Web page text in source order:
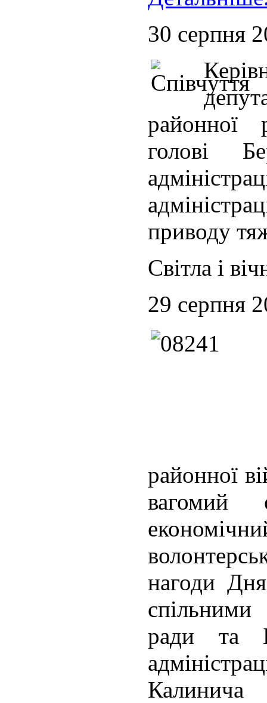
30 серпня
районної
голові
приводу
Світла і
29 серпня
районної
вагомий
нагоди
спільними
ради та
Калинича